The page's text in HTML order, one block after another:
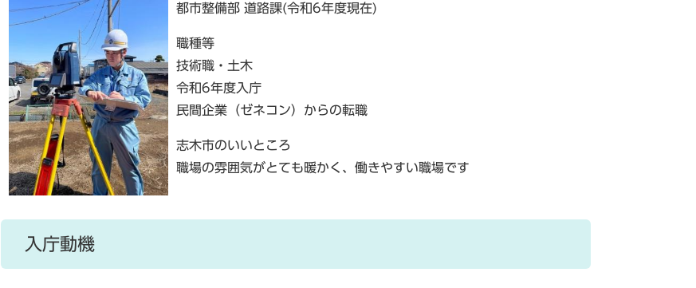
都市整備部 道路課(令和6年度現在)
職種等
技術職・土木
​令和6年度入庁
民間企業（ゼネコン）からの転職
志木市のいいところ
職場の雰囲気がとても暖かく、働きやすい職場です
入庁動機